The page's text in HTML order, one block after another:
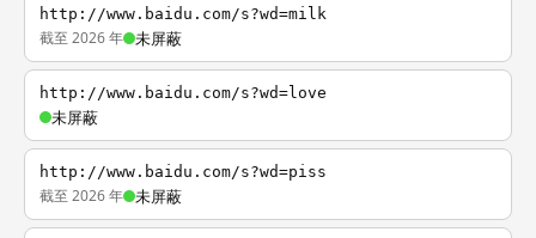
http://www.baidu.com/s?wd=milk
截至 2026 年 未屏蔽
http://www.baidu.com/s?wd=love
未屏蔽
http://www.baidu.com/s?wd=piss
截至 2026 年 未屏蔽